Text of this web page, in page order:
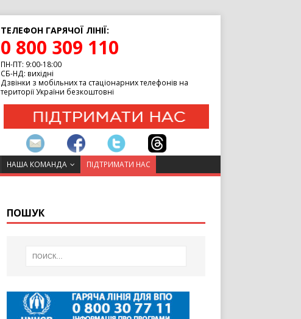
ТЕЛЕФОН ГАРЯЧОЇ ЛІНІЇ:
0 800 309 110
ПН-ПТ: 9:00-18:00
СБ-НД: вихідні
Дзвінки з мобільних та стаціонарних телефонів на
території України безкоштовні
НАША КОМАНДА ПІДТРИМАТИ НАС
ПОШУК